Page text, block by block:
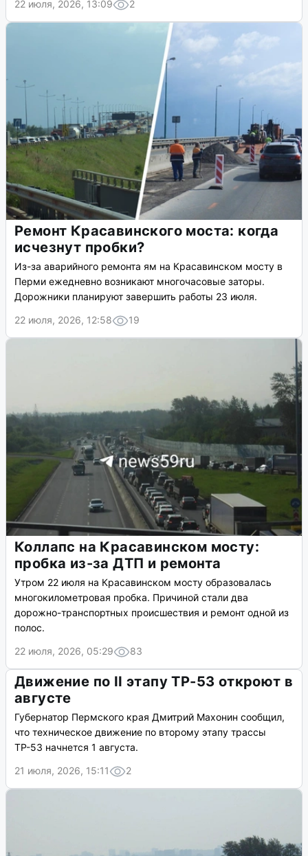
22 июля, 2026, 13:09 2
Ремонт Красавинского моста: когда
исчезнут пробки?
Из-за аварийного ремонта ям на Красавинском мосту в
Перми ежедневно возникают многочасовые заторы.
Дорожники планируют завершить работы 23 июля.
22 июля, 2026, 12:58
19
Коллапс на Красавинском мосту:
пробка из-за ДТП и ремонта
Утром 22 июля на Красавинском мосту образовалась
многокилометровая пробка. Причиной стали два
дорожно-транспортных происшествия и ремонт одной из
полос.
22 июля, 2026, 05:29
83
Движение по II этапу ТР-53 откроют в
августе
Губернатор Пермского края Дмитрий Махонин сообщил,
что техническое движение по второму этапу трассы
ТР-53 начнется 1 августа.
21 июля, 2026, 15:11
2